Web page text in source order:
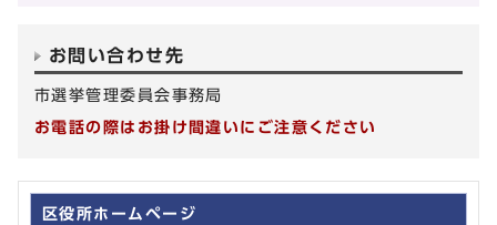
お問い合わせ先
市選挙管理委員会事務局
お電話の際はお掛け間違いにご注意ください
区役所ホームページ